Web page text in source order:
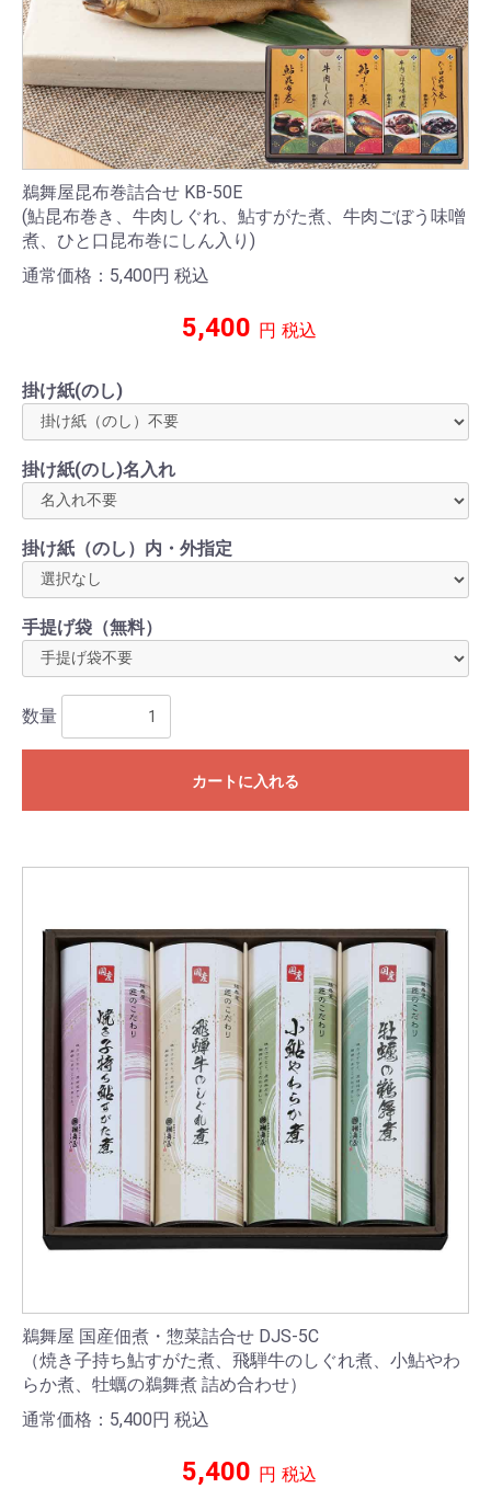
鵜舞屋昆布巻詰合せ KB-50E
(鮎昆布巻き、牛肉しぐれ、鮎すがた煮、牛肉ごぼう味噌
煮、ひと口昆布巻にしん入り)
通常価格：5,400円 税込
5,400 円 税込
掛け紙(のし)
掛け紙(のし)名入れ
掛け紙（のし）内・外指定
手提げ袋（無料）
数量
カートに入れる
鵜舞屋 国産佃煮・惣菜詰合せ DJS-5C
（焼き子持ち鮎すがた煮、飛騨牛のしぐれ煮、小鮎やわ
らか煮、牡蠣の鵜舞煮 詰め合わせ）
通常価格：5,400円 税込
5,400 円 税込